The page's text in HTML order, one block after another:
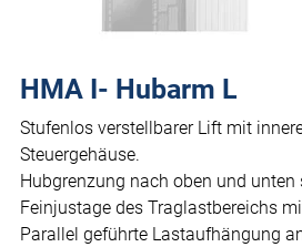
HMA I- Hubarm L
Stufenlos verstellbarer Lift mit
Steuergehäuse.
Hubgrenzung nach oben und
Feinjustage des Traglastbereichs
Parallel geführte Lastaufhängung